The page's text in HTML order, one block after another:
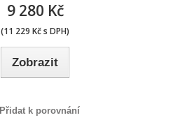
9 280 Kč
(11 229 Kč s DPH)
Zobrazit
Přidat k porovnání